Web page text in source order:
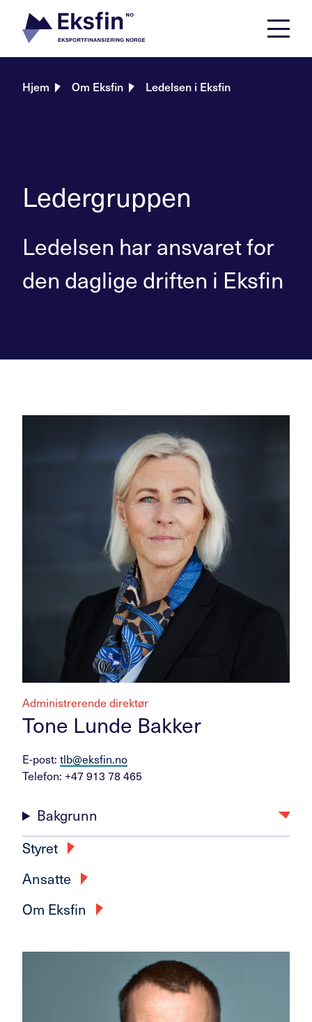
content
Hjem Om Eksfin Ledelsen i Eksfin
Ledergruppen
Ledelsen har ansvaret for
den daglige driften i Eksfin
Administrerende direktør
Tone Lunde Bakker
E-post: tlb@eksfin.no
Telefon: +47 913 78 465
Bakgrunn
Styret
Ansatte
Om Eksfin